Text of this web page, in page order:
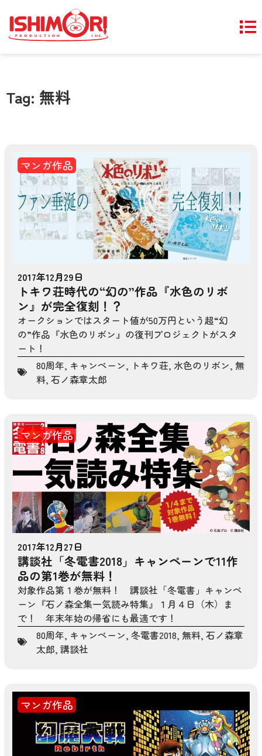
Tag: 無料
マンガ作品
2017年12月29日
トキワ荘時代の“幻の”作品『水色のリボ
ン』が完全復刻！？
オークションではスタート値が50万円という超“幻
の”作品『水色のリボン』の復刊プロジェクトがスタ
ート！
80周年, キャンペーン, トキワ荘, 水色のリボン, 無
料, 石ノ森章太郎
マンガ作品
2017年12月27日
講談社「冬電書2018」キャンペーンで11作
品の第1巻が無料！
対象作品第１巻が無料！ 講談社「冬電書」キャンペ
ーン『石ノ森全集一気読み特集』１月４日（木）ま
で！ 年末年始の帰省にも最適です！
80周年, キャンペーン, 冬電書2018, 無料, 石ノ森章
太郎, 講談社
マンガ作品